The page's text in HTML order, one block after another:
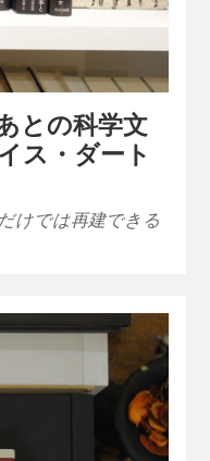
との科学文
ス・ダート
けでは再建できる